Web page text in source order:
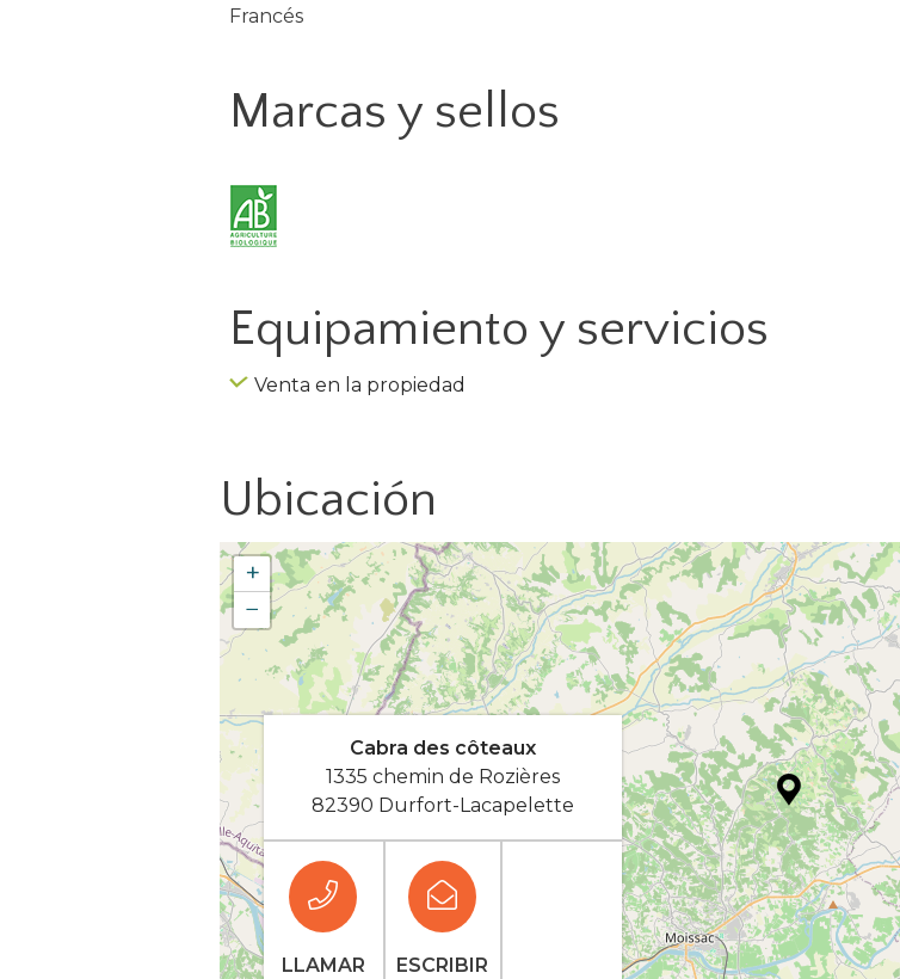
Francés
Marcas y sellos
Equipamiento y servicios
Venta en la propiedad
Ubicación
+
−
Cabra des côteaux
1335 chemin de Rozières
82390 Durfort-Lacapelette
LLAMAR ESCRIBIR